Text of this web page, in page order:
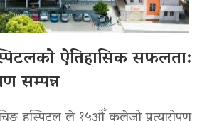
ऐतिहासिक सफलता:
सम्पन्न